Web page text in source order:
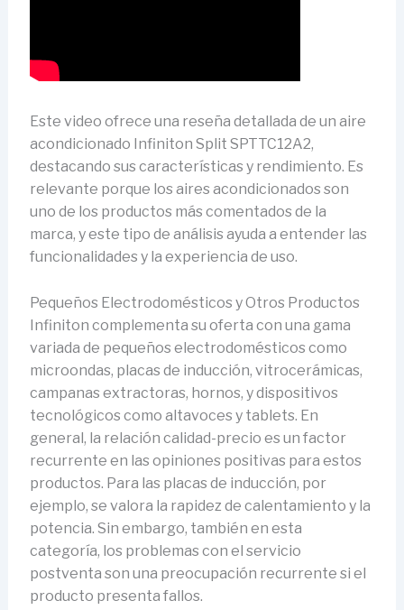
Este video ofrece una reseña detallada de un aire
acondicionado Infiniton Split SPTTC12A2,
destacando sus características y rendimiento. Es
relevante porque los aires acondicionados son
uno de los productos más comentados de la
marca, y este tipo de análisis ayuda a entender las
funcionalidades y la experiencia de uso.
Pequeños Electrodomésticos y Otros Productos
Infiniton complementa su oferta con una gama
variada de pequeños electrodomésticos como
microondas, placas de inducción, vitrocerámicas,
campanas extractoras, hornos, y dispositivos
tecnológicos como altavoces y tablets. En
general, la relación calidad-precio es un factor
recurrente en las opiniones positivas para estos
productos. Para las placas de inducción, por
ejemplo, se valora la rapidez de calentamiento y la
potencia. Sin embargo, también en esta
categoría, los problemas con el servicio
postventa son una preocupación recurrente si el
producto presenta fallos.